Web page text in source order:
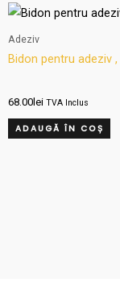
Adeziv
Bidon pentru adeziv
68.00 lei TVA Inclus
ADAUGĂ ÎN COȘ